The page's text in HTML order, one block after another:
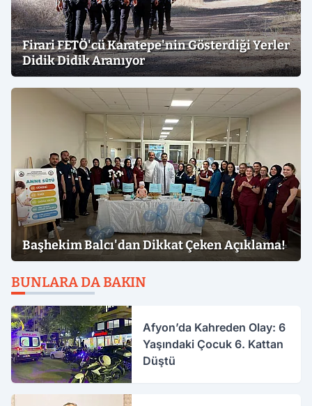
Firari FETÖ'cü Karatepe'nin Gösterdiği Yerler
Didik Didik Aranıyor
Başhekim Balcı'dan Dikkat Çeken Açıklama!
BUNLARA DA BAKIN
Afyon’da Kahreden Olay: 6
Yaşındaki Çocuk 6. Kattan
Düştü